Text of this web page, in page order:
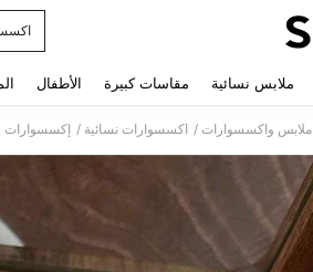
ملابس نسائية مقاسات كبيرة الأطفال
ملابس واكسسوارات / اكسسوارات نسائية / إكسسوارات